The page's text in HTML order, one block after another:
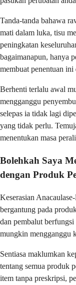
Tanda-tanda bahawa
mati dalam luka, tisu
peningkatan
bagaimanapun, hanya
membuat penentuan ini
Berhenti terlalu awal
mengganggu
selepas ia tidak lagi
yang tidak perlu.
menentukan masa
Bolehkah Saya
dengan Produk
Keserasian
bergantung pada
dan pembalut
mungkin mengganggu
Sentiasa maklumkan
tentang semua produk
item tanpa preskripsi,